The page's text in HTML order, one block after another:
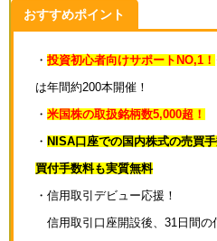
おすすめポイント
・ 投資初心者向けサポートNO,1！
は年間約200本開催！
・ 米国株の取扱銘柄数5,000超！
・ NISA口座での国内株式の売買
買付手数料も実質無料
・信用取引デビュー応援！
信用取引口座開設後、31日間の